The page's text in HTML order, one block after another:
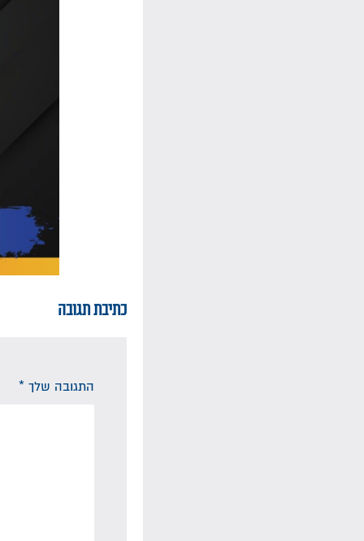
כתיבת תגובה
התגובה שלך *